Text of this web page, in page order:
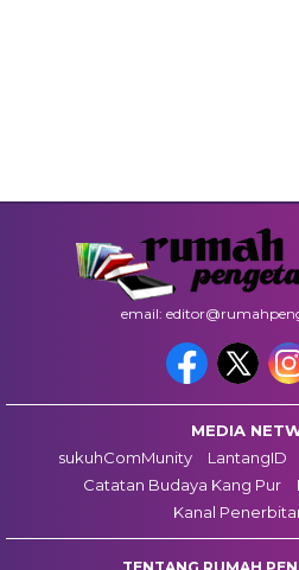
email:
MEDIA
sukuhComMunity
LantangID
Catatan Budaya Kang Pur
Kanal